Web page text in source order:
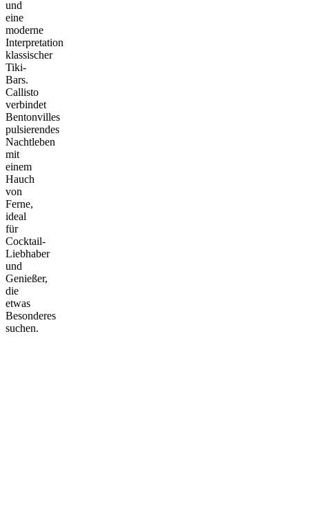
und
eine
moderne
Interpretation
klassischer
Tiki-
Bars.
Callisto
verbindet
Bentonvilles
pulsierendes
Nachtleben
mit
einem
Hauch
von
Ferne,
ideal
für
Cocktail-
Liebhaber
und
Genießer,
die
etwas
Besonderes
suchen.